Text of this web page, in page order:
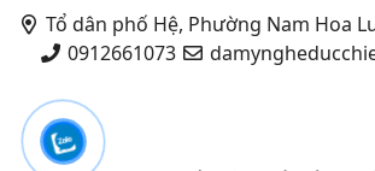
Tổ dân phố Hệ, Phường Nam Hoa
0912661073